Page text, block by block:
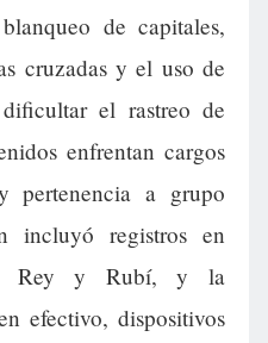
de capitales,
cruzadas y el uso de
el rastreo de
enfrentan cargos
pertenencia a grupo
incluyó registros en
Rey y Rubí, y la
efectivo, dispositivos